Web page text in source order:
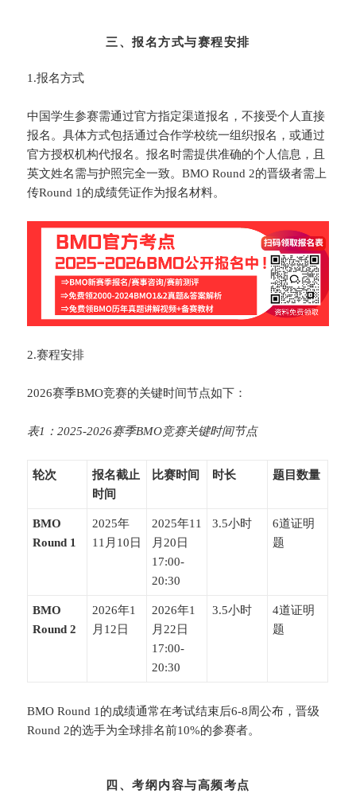
三、报名方式与赛程安排
1.报名方式
中国学生参赛需通过官方指定渠道报名，不接受个人直接
报名。具体方式包括通过合作学校统一组织报名，或通过
官方授权机构代报名。报名时需提供准确的个人信息，且
英文姓名需与护照完全一致。BMO Round 2的晋级者需上
传Round 1的成绩凭证作为报名材料。
2.赛程安排
2026赛季BMO竞赛的关键时间节点如下：
表1：2025-2026赛季BMO竞赛关键时间节点
​轮次​
​报名截止
时间​
​比赛时间​ ​时长​ ​题目数量​
​BMO
Round 1​
2025年
11月10日
2025年11
月20日
17:00-
20:30
3.5小时
6道证明
题
​BMO
Round 2​
2026年1
月12日
2026年1
月22日
17:00-
20:30
3.5小时
4道证明
题
BMO Round 1的成绩通常在考试结束后6-8周公布，晋级
Round 2的选手为全球排名前10%的参赛者。
四、考纲内容与高频考点